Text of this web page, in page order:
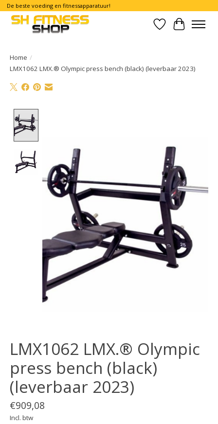
De beste voeding en fitnessapparatuur!
Verlanglijst
Home /
LMX1062 LMX.® Olympic press bench (black) (leverbaar 2023)
LMX1062 LMX.® Olympic
press bench (black)
(leverbaar 2023)
€909,08
Incl. btw